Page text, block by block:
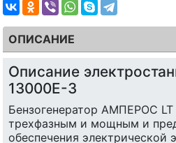
ОПИСАНИЕ
Описание
13000E-3
Бензогенератор АМПЕРОС LT
трехфазным и мощным и
обеспечения электрической